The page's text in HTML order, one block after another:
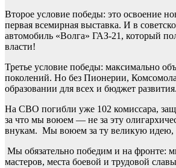
Второе условие победы: это освоение
первая всемирная выставка. И в
автомобиль «Волга» ГАЗ-21, который
власти!
Третье условие победы: максимально
поколений. Но без Пионерии,
образовании для всех и бюджет
На СВО погибли уже 102 комиссара,
за что мы воюем — не за эту
внукам. Мы воюем за ту великую идею,
Мы обязательно победим и на фронте:
мастеров, места боевой и трудовой